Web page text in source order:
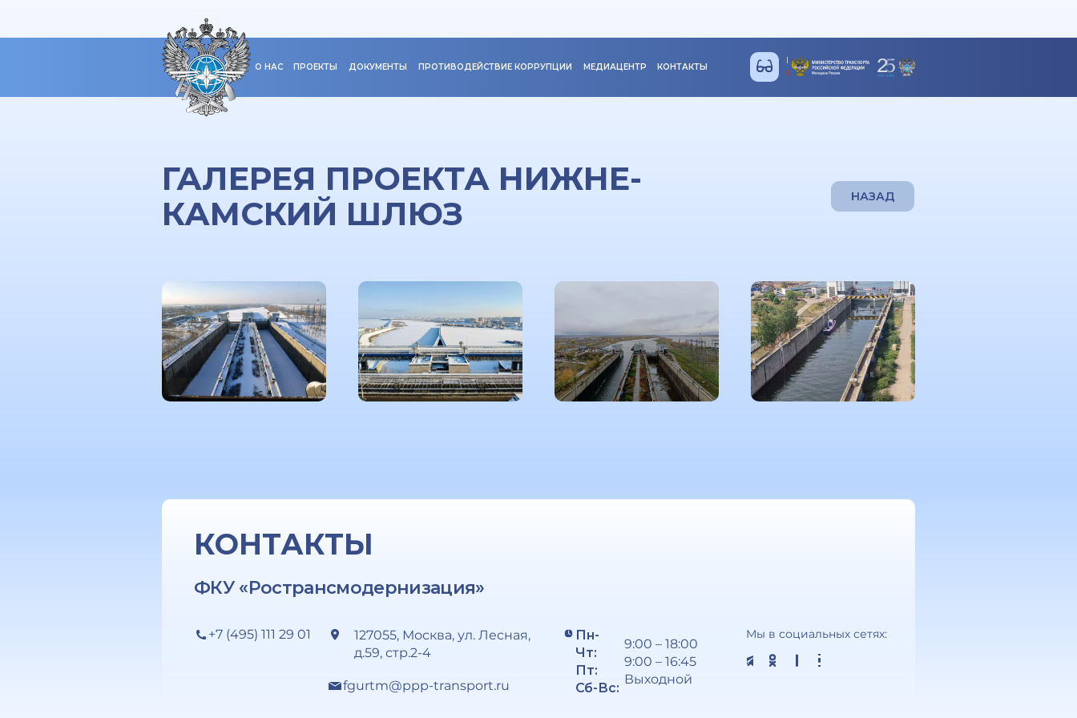
О НАС ПРОЕКТЫ ДОКУМЕНТЫ ПРОТИВОДЕЙСТВИЕ КОРРУПЦИИ МЕДИАЦЕНТР КОНТАКТЫ
ГАЛЕРЕЯ ПРОЕКТА НИЖНЕ-
КАМСКИЙ ШЛЮЗ
НАЗАД
КОНТАКТЫ
ФКУ «Ространсмодернизация»
+7 (495) 111 29 01
127055, Москва, ул. Лесная,
д.59, стр.2-4
fgurtm@ppp-transport.ru
Пн-
Чт:
Пт:
Сб-Вс:
9:00 – 18:00
9:00 – 16:45
Выходной
Мы в социальных сетях: